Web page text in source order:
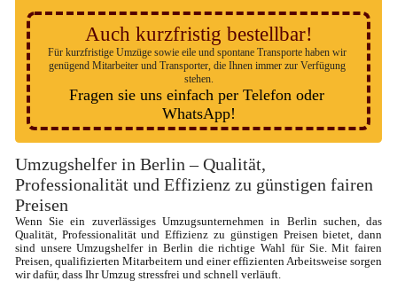
Auch kurzfristig bestellbar!
Für kurzfristige Umzüge sowie eile und spontane Transporte haben wir
genügend Mitarbeiter und Transporter, die Ihnen immer zur Verfügung
stehen.
Fragen sie uns einfach per Telefon oder
WhatsApp!
Umzugshelfer in Berlin – Qualität,
Professionalität und Effizienz zu günstigen fairen
Preisen
Wenn Sie ein zuverlässiges Umzugsunternehmen in Berlin suchen, das
Qualität, Professionalität und Effizienz zu günstigen Preisen bietet, dann
sind unsere Umzugshelfer in Berlin die richtige Wahl für Sie. Mit fairen
Preisen, qualifizierten Mitarbeitern und einer effizienten Arbeitsweise sorgen
wir dafür, dass Ihr Umzug stressfrei und schnell verläuft.